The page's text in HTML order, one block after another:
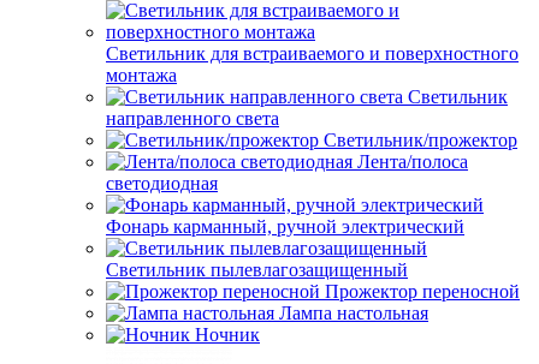
Светильник для встраиваемого и поверхностного
монтажа
Светильник
направленного света
Светильник/прожектор
Лента/полоса
светодиодная
Фонарь карманный, ручной электрический
Светильник пылевлагозащищенный
Прожектор переносной
Лампа настольная
Ночник